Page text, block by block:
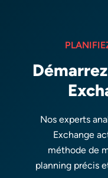
Nos experts
Exchange
méthode de
planning précis